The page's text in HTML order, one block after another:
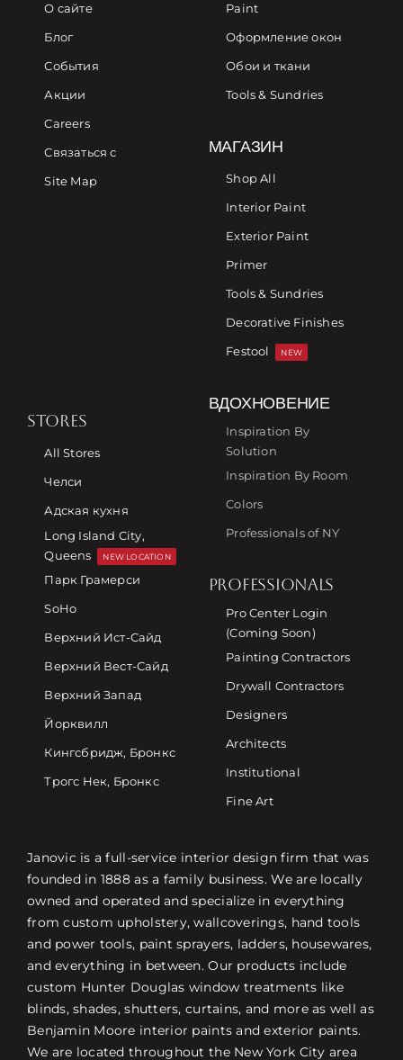
О сайте
Блог
События
Акции
Careers
Связаться с
Site Map
Paint
Оформление окон
Обои и ткани
Tools & Sundries
МАГАЗИН
Shop All
Interior Paint
Exterior Paint
Primer
Tools & Sundries
Decorative Finishes
Festool
NEW
STORES
All Stores
Челси
Адская кухня
Long Island City,
Queens
NEW LOCATION
Парк Грамерси
SoHo
Верхний Ист-Сайд
Верхний Вест-Сайд
Верхний Запад
Йорквилл
Кингсбридж, Бронкс
Трогс Нек, Бронкс
ВДОХНОВЕНИЕ
Inspiration By
Solution
Inspiration By Room
Colors
Professionals of NY
PROFESSIONALS
Pro Center Login
(Coming Soon)
Painting Contractors
Drywall Contractors
Designers
Architects
Institutional
Fine Art
Janovic is a full-service interior design firm that was
founded in 1888 as a family business. We are locally
owned and operated and specialize in everything
from custom upholstery, wallcoverings, hand tools
and power tools, paint sprayers, ladders, housewares,
and everything in between. Our products include
custom Hunter Douglas window treatments like
blinds, shades, shutters, curtains, and more as well as
Benjamin Moore interior paints and exterior paints.
We are located throughout the New York City area